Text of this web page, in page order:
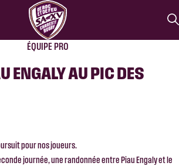
ÉQUIPE PRO
ENGALY AU PIC DES
pour nos joueurs.
journée, une randonnée entre Piau Engaly et le